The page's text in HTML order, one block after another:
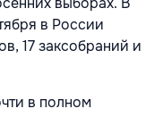
в России
17 заксобраний и
в полном